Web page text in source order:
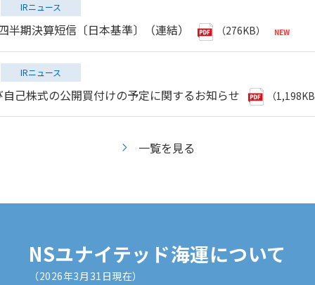
IRニュース
半期決算短信〔日本基準〕（連結） （276KB）
IRニュース
己株式の公開買付けの予定に関するお知らせ （
一覧を見る
NSユナイテッド海運について
（2026年3月31日現在）